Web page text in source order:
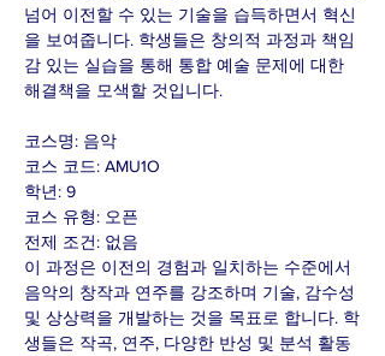
넘어 이전할 수 있는 기술을 습득하면서 혁신
을 보여줍니다. 학생들은 창의적 과정과 책임
감 있는 실습을 통해 통합 예술 문제에 대한
해결책을 모색할 것입니다.
코스명: 음악
코스 코드: AMU1O
학년: 9
코스 유형: 오픈
전제 조건: 없음
이 과정은 이전의 경험과 일치하는 수준에서
음악의 창작과 연주를 강조하며 기술, 감수성
및 상상력을 개발하는 것을 목표로 합니다. 학
생들은 작곡, 연주, 다양한 반성 및 분석 활동